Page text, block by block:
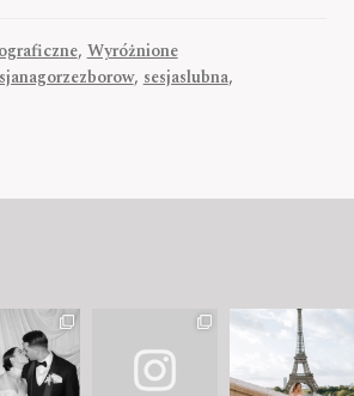
, Wyróżnione
, sesjaslubna,